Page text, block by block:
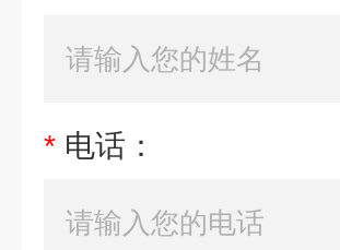
* 电话：